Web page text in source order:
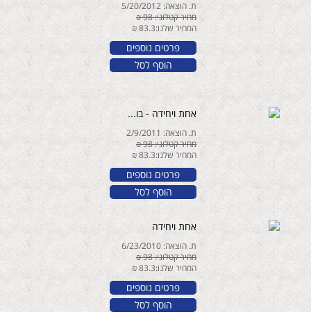
ת. הוצאה: 5/20/2012
מחיר קטלוגי: 98 ₪
המחיר שלנו:83.3 ₪
פרטים נוספים
הוסף לסל
אחת ויחידה - בו...
ת. הוצאה: 2/9/2011
מחיר קטלוגי: 98 ₪
המחיר שלנו:83.3 ₪
פרטים נוספים
הוסף לסל
אחת ויחידה
ת. הוצאה: 6/23/2010
מחיר קטלוגי: 98 ₪
המחיר שלנו:83.3 ₪
פרטים נוספים
הוסף לסל